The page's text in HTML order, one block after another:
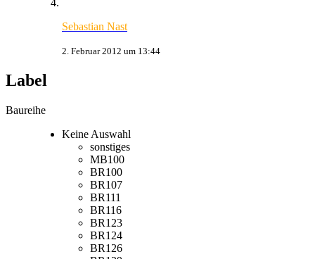
Sebastian Nast
2. Februar 2012 um 13:44
Label
Baureihe
Keine Auswahl
sonstiges
MB100
BR100
BR107
BR111
BR116
BR123
BR124
BR126